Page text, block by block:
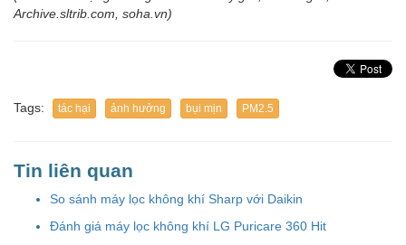
Archive.sltrib.com, soha.vn)
Tags: tác hại ảnh hưởng bụi mịn PM2.5
Tin liên quan
So sánh máy lọc không khí Sharp với Daikin
Đánh giá máy lọc không khí LG Puricare 360 Hit